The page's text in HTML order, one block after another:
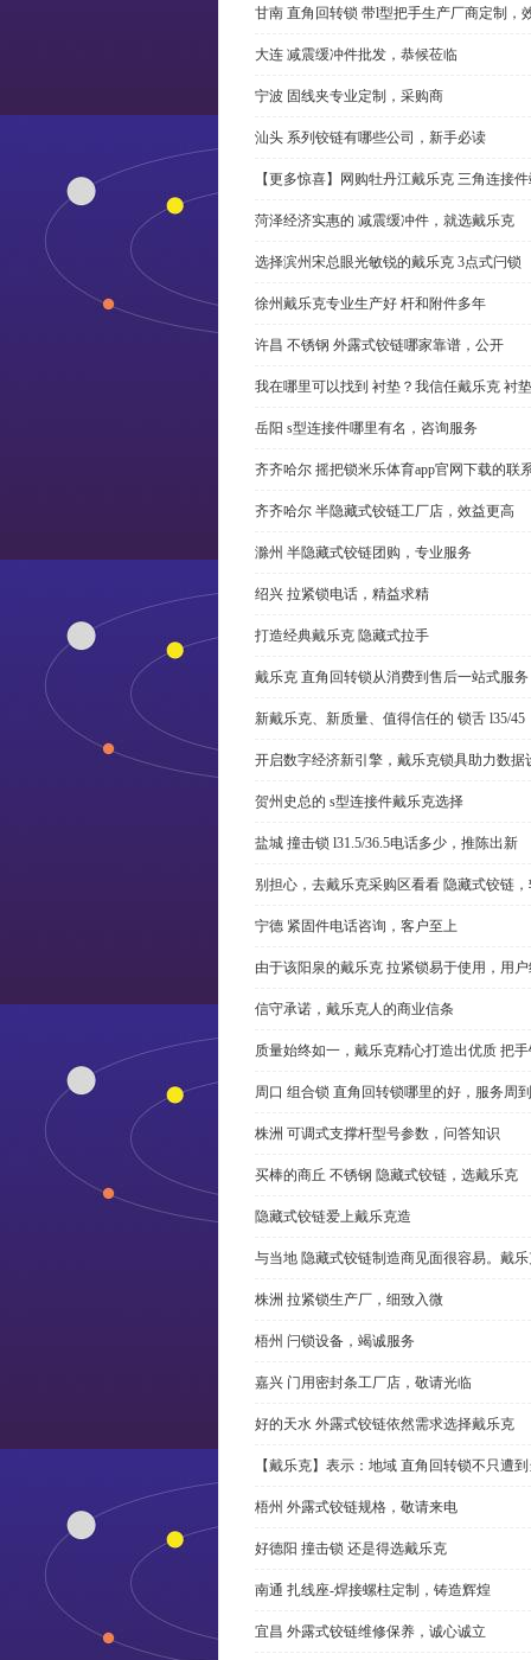
甘南 直角回转锁 带l型把手生产厂商定制，
大连 减震缓冲件批发，恭候莅临
宁波 固线夹专业定制，采购商
汕头 系列铰链有哪些公司，新手必读
【更多惊喜】网购牡丹江戴乐克 三角连接
菏泽经济实惠的 减震缓冲件，就选戴乐克
选择滨州宋总眼光敏锐的戴乐克 3点式闩锁
徐州戴乐克专业生产好 杆和附件多年
许昌 不锈钢 外露式铰链哪家靠谱，公开
我在哪里可以找到 衬垫？我信任戴乐克 衬
岳阳 s型连接件哪里有名，咨询服务
齐齐哈尔 摇把锁米乐体育app官网下载的联
齐齐哈尔 半隐藏式铰链工厂店，效益更高
滁州 半隐藏式铰链团购，专业服务
绍兴 拉紧锁电话，精益求精
打造经典戴乐克 隐藏式拉手
戴乐克 直角回转锁从消费到售后一站式服务
新戴乐克、新质量、值得信任的 锁舌 l35/45
开启数字经济新引擎，戴乐克锁具助力数据
贺州史总的 s型连接件戴乐克选择
盐城 撞击锁 l31.5/36.5电话多少，推陈出新
别担心，去戴乐克采购区看看 隐藏式铰链
宁德 紧固件电话咨询，客户至上
由于该阳泉的戴乐克 拉紧锁易于使用，用
信守承诺，戴乐克人的商业信条
质量始终如一，戴乐克精心打造出优质 把
周口 组合锁 直角回转锁哪里的好，服务周到
株洲 可调式支撑杆型号参数，问答知识
买棒的商丘 不锈钢 隐藏式铰链，选戴乐克
隐藏式铰链爱上戴乐克造
与当地 隐藏式铰链制造商见面很容易。戴
株洲 拉紧锁生产厂，细致入微
梧州 闩锁设备，竭诚服务
嘉兴 门用密封条工厂店，敬请光临
好的天水 外露式铰链依然需求选择戴乐克
【戴乐克】表示：地域 直角回转锁不只遭
梧州 外露式铰链规格，敬请来电
好德阳 撞击锁 还是得选戴乐克
南通 扎线座-焊接螺柱定制，铸造辉煌
宜昌 外露式铰链维修保养，诚心诚立